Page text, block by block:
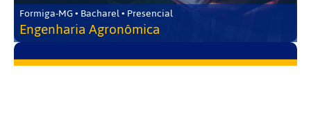
Formiga-MG • Bacharel • Presencial
Engenharia Agronômica